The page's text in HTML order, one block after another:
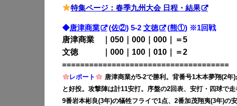
特集ページ：春季九州大会 日程・結果
◆唐津商業 (佐②) 5-2 文徳 (熊①) ※1回戦
唐津商業 ｜050｜000｜000｜＝5
文徳 ｜000｜100｜010｜＝2
=====================================
レポート
唐津商業が5-2で勝利。背番号1木本夢翔(2
と好投。攻撃陣は計11安打。序盤の2回表、安打・四球で
9番岩本彬良(3年)の犠牲フライで1点、2番加茂翔夷(3年)の